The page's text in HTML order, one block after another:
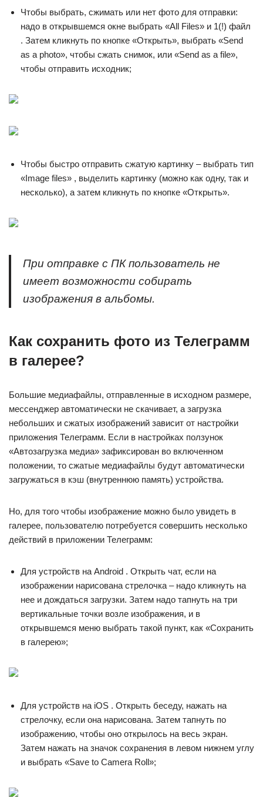
Чтобы выбрать, сжимать или нет фото для отправки:
надо в открывшемся окне выбрать «All Files» и 1(!) файл
. Затем кликнуть по кнопке «Открыть», выбрать «Send
as a photo», чтобы сжать снимок, или «Send as a file»,
чтобы отправить исходник;
Чтобы быстро отправить сжатую картинку – выбрать тип
«Image files» , выделить картинку (можно как одну, так и
несколько), а затем кликнуть по кнопке «Открыть».
При отправке с ПК пользователь не
имеет возможности собирать
изображения в альбомы.
Как сохранить фото из Телеграмм
в галерее?
Большие медиафайлы, отправленные в исходном размере,
мессенджер автоматически не скачивает, а загрузка
небольших и сжатых изображений зависит от настройки
приложения Телеграмм. Если в настройках ползунок
«Автозагрузка медиа» зафиксирован во включенном
положении, то сжатые медиафайлы будут автоматически
загружаться в кэш (внутреннюю память) устройства.
Но, для того чтобы изображение можно было увидеть в
галерее, пользователю потребуется совершить несколько
действий в приложении Телеграмм:
Для устройств на Android . Открыть чат, если на
изображении нарисована стрелочка – надо кликнуть на
нее и дождаться загрузки. Затем надо тапнуть на три
вертикальные точки возле изображения, и в
открывшемся меню выбрать такой пункт, как «Сохранить
в галерею»;
Для устройств на iOS . Открыть беседу, нажать на
стрелочку, если она нарисована. Затем тапнуть по
изображению, чтобы оно открылось на весь экран.
Затем нажать на значок сохранения в левом нижнем углу
и выбрать «Save to Camera Roll»;